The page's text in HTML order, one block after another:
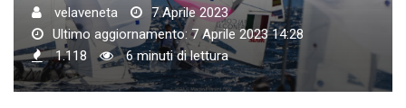
velaveneta
7 Aprile 2023
Ultimo aggiornamento: 7 Aprile 2023 14:28
1.118
6 minuti di lettura